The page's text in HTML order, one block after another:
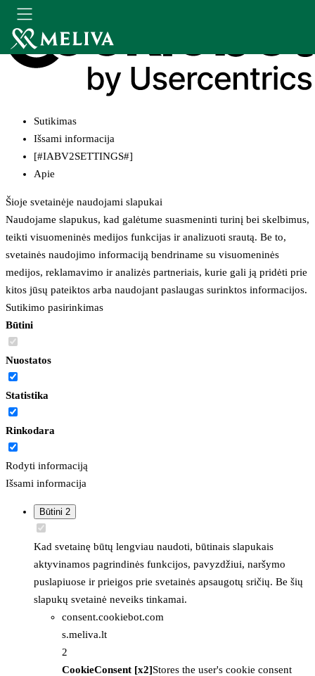
Sutikimas
Išsami informacija
[#IABV2SETTINGS#]
Apie
Šioje svetainėje naudojami slapukai
Naudojame slapukus, kad galėtume suasmeninti turinį bei skelbimus,
teikti visuomeninės medijos funkcijas ir analizuoti srautą. Be to,
svetainės naudojimo informaciją bendriname su visuomeninės
medijos, reklamavimo ir analizės partneriais, kurie gali ją pridėti prie
kitos jūsų pateiktos arba naudojant paslaugas surinktos informacijos.
Sutikimo pasirinkimas
Būtini
Nuostatos
Statistika
Rinkodara
Rodyti informaciją
Išsami informacija
Būtini 2
Kad svetainę būtų lengviau naudoti, būtinais slapukais
aktyvinamos pagrindinės funkcijos, pavyzdžiui, naršymo
puslapiuose ir prieigos prie svetainės apsaugotų sričių. Be šių
slapukų svetainė neveiks tinkamai.
consent.cookiebot.com
s.meliva.lt
2
CookieConsent [x2]Stores the user's cookie consent